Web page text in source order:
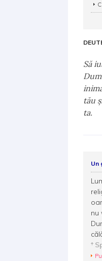
Să
tău
ta.
Un
nu